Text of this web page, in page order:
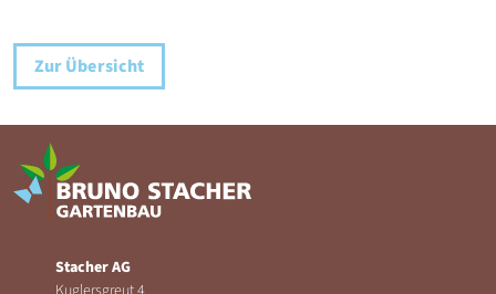
Zur Übersicht
Stacher AG